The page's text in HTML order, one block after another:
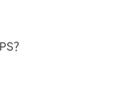
？